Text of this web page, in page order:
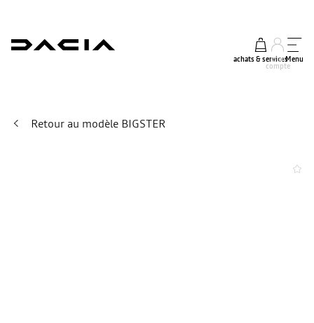
achats & services
mon
compte
Menu
Retour au modèle BIGSTER